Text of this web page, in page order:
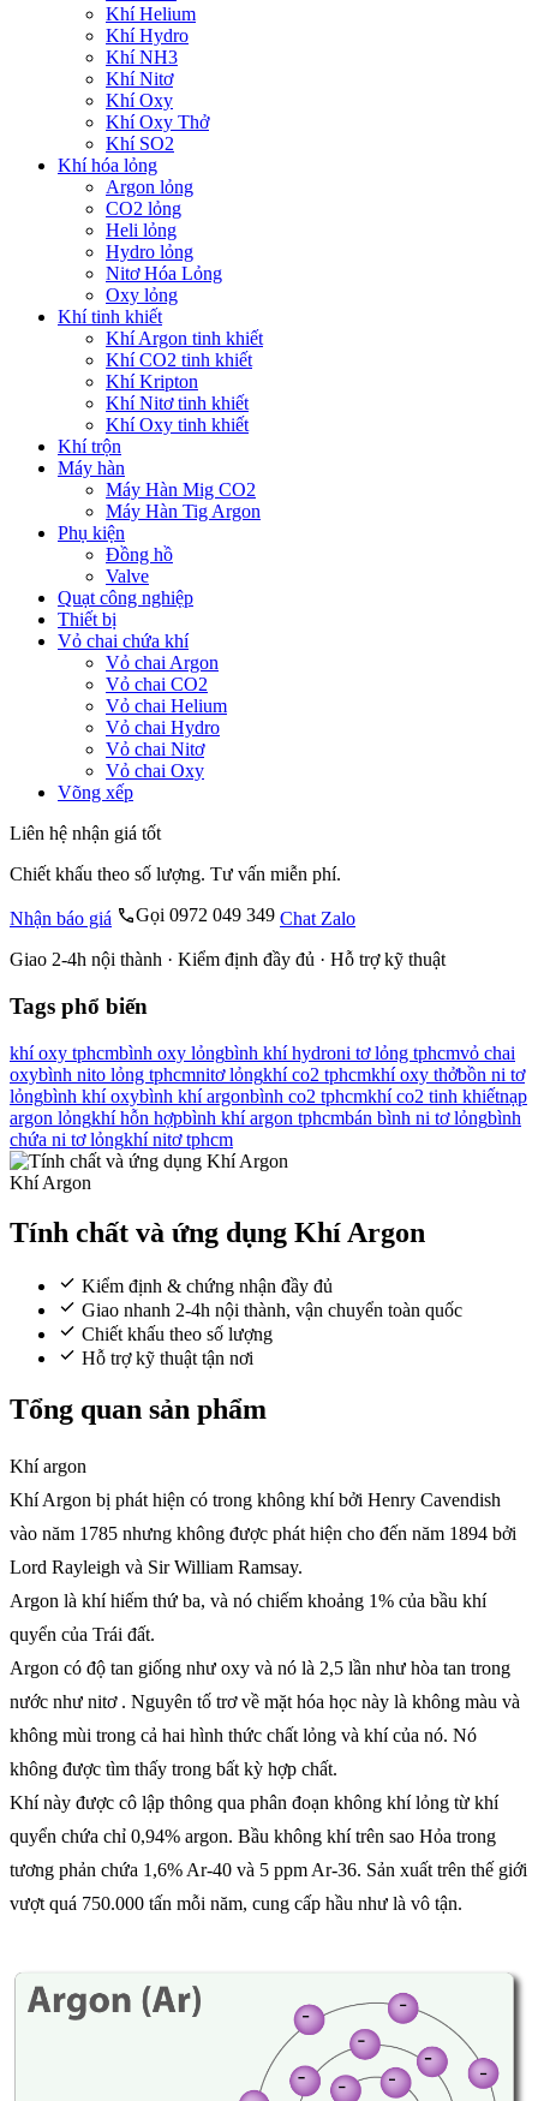
Khí Helium
Khí Hydro
Khí NH3
Khí Nitơ
Khí Oxy
Khí Oxy Thở
Khí SO2
Khí hóa lỏng
Argon lỏng
CO2 lỏng
Heli lỏng
Hydro lỏng
Nitơ Hóa Lỏng
Oxy lỏng
Khí tinh khiết
Khí Argon tinh khiết
Khí CO2 tinh khiết
Khí Kripton
Khí Nitơ tinh khiết
Khí Oxy tinh khiết
Khí trộn
Máy hàn
Máy Hàn Mig CO2
Máy Hàn Tig Argon
Phụ kiện
Đồng hồ
Valve
Quạt công nghiệp
Thiết bị
Vỏ chai chứa khí
Vỏ chai Argon
Vỏ chai CO2
Vỏ chai Helium
Vỏ chai Hydro
Vỏ chai Nitơ
Vỏ chai Oxy
Võng xếp
Liên hệ nhận giá tốt
Chiết khấu theo số lượng. Tư vấn miễn phí.
Nhận báo giá Gọi 0972 049 349 Chat Zalo
Giao 2-4h nội thành · Kiểm định đầy đủ · Hỗ trợ kỹ thuật
Tags phổ biến
khí oxy tphcmbình oxy lỏngbình khí hydroni tơ lỏng tphcmvỏ chai
oxybình nito lỏng tphcmnitơ lỏngkhí co2 tphcmkhí oxy thởbồn ni tơ
lỏngbình khí oxybình khí argonbình co2 tphcmkhí co2 tinh khiếtnạp
argon lỏngkhí hỗn hợpbình khí argon tphcmbán bình ni tơ lỏngbình
chứa ni tơ lỏngkhí nitơ tphcm
Khí Argon
Tính chất và ứng dụng Khí Argon
Kiểm định & chứng nhận đầy đủ
Giao nhanh 2-4h nội thành, vận chuyển toàn quốc
Chiết khấu theo số lượng
Hỗ trợ kỹ thuật tận nơi
Tổng quan sản phẩm
Khí argon
Khí Argon bị phát hiện có trong không khí bởi Henry Cavendish
vào năm 1785 nhưng không được phát hiện cho đến năm 1894 bởi
Lord Rayleigh và Sir William Ramsay.
Argon là khí hiếm thứ ba, và nó chiếm khoảng 1% của bầu khí
quyển của Trái đất.
Argon có độ tan giống như oxy và nó là 2,5 lần như hòa tan trong
nước như nitơ . Nguyên tố trơ về mặt hóa học này là không màu và
không mùi trong cả hai hình thức chất lỏng và khí của nó. Nó
không được tìm thấy trong bất kỳ hợp chất.
Khí này được cô lập thông qua phân đoạn không khí lỏng từ khí
quyển chứa chỉ 0,94% argon. Bầu không khí trên sao Hỏa trong
tương phản chứa 1,6% Ar-40 và 5 ppm Ar-36. Sản xuất trên thế giới
vượt quá 750.000 tấn mỗi năm, cung cấp hầu như là vô tận.